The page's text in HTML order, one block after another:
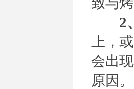
2
上，
会出
原因